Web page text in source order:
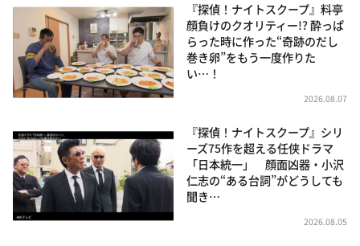
『探偵！ナイトスクープ』料亭
顔負けのクオリティー!? 酔っぱ
らった時に作った“奇跡のだし
巻き卵”をもう一度作りた
い…！
2026.08.07
『探偵！ナイトスクープ』シリ
ーズ75作を超える任侠ドラマ
「日本統一」 顔面凶器・小沢
仁志の“ある台詞”がどうしても
聞き…
2026.08.05